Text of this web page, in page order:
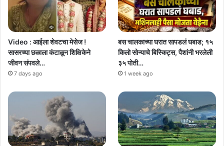
Video : आईला शेवटचा मेसेज !
सासरच्या छळाला कंटाळून शिक्षिकेने
जीवन संपवले…
7 days ago
बस चालकाच्या घरात सापडलं घबाड; १५
किलो सोन्याचे बिस्किट्स, पैशांनी भरलेली
३५ पोती…
1 week ago